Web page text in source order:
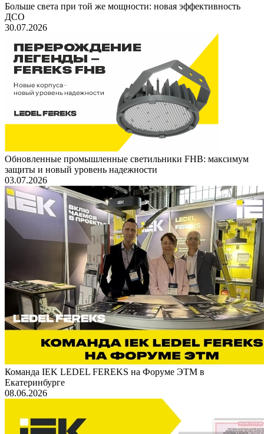
Больше света при той же мощности: новая эффективность
ДСО
30.07.2026
Обновленные промышленные светильники FHB: максимум
защиты и новый уровень надежности
03.07.2026
Команда IEK LEDEL FEREKS на Форуме ЭТМ в
Екатеринбурге
08.06.2026